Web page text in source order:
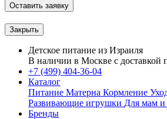
Оставить заявку
Закрыть
Детское питание из Израиля
В наличии в Москве с доставкой
+7 (499) 404-36-04
Каталог
Питание Матерна Кормление
Развивающие игрушки Для мам и
Бренды